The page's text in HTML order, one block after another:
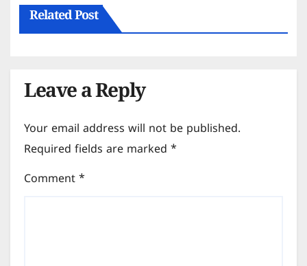
Related Post
Leave a Reply
Your email address will not be published.
Required fields are marked *
Comment *